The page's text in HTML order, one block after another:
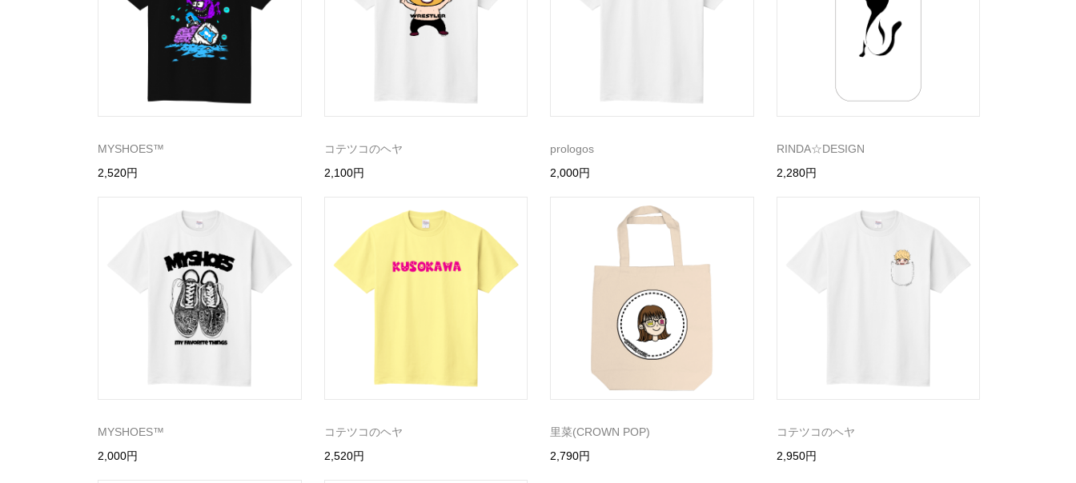
MYSHOES™️
2,520円
コテツコのヘヤ
2,100円
prologos
2,000円
RINDA☆DESIGN
2,280円
MYSHOES™️
2,000円
コテツコのヘヤ
2,520円
里菜(CROWN POP)
2,790円
コテツコのヘヤ
2,950円